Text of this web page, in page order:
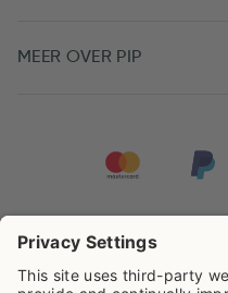
MEER OVER PIP